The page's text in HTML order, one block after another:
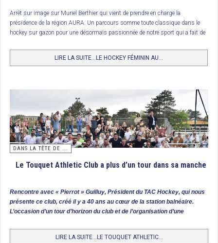
Complément Coup de crosse
Tournoi Final U17 Garçons : Racing Club de France, Champion de
France
permettait au Racing CF de prendre le dessus sur Paris JB (2/1). Un peu plus
tard, c’est le club hôte qui l’emportait 4 buts à 2 contre le FC Lyon.
Ces 2 clubs se retrouvaient donc une nouvelle fois en finale. Et cette fois, les
garçons coachés par Simon Martin-Brisac s’imposaient 4 buts à 2 (buts
d’Achille Michaelis3et d’Éloi Roques pour RCF ; de Simon Pisarski et Ismaël
Dehaynin pour IHL). Le Racing empochait ainsi le titre de champion de France
de la catégorie. En petite finale, Paris JB l’emporte par 4 buts à 2.
1/ Racing CF, Champion de France
Arrêt sur image sur Muriel Berthier qui vient de prendre en charge la
présidence de la région AURA. Un parcours somme toute classique dans le
hockey sur gazon pour une désormais passionnée de notre sport qui a fait de
surtout lors du printemps du hockey féminin. Rencontre.
LIRE LA SUITE...LE HOCKEY FÉMININ AU...
DANS LA TÊTE DE ...
Le Touquet Athletic Club a plus d’un tour dans sa manche
Rencontre avec « Pierrot » Guilluy, Président du TAC Hockey, qui nous
présente ce club, créé il y a 40 ans au cœur de la station balnéaire.
L’occasion d’un tour d’horizon du club et de l’organisation d’une
prochains.
LIRE LA SUITE...LE TOUQUET ATHLETIC...